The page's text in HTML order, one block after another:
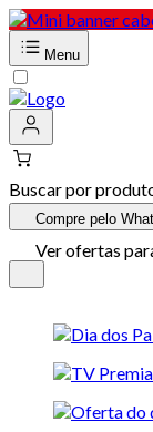
Menu
Buscar por
Compre pelo
Ver ofertas